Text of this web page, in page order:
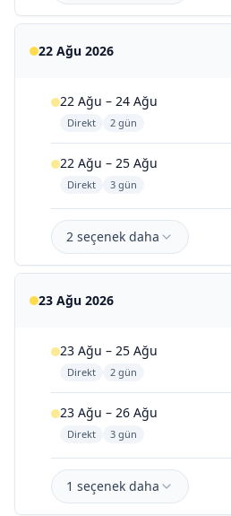
22 Ağu 2026
22 Ağu – 24 Ağu
Direkt 2 gün
22 Ağu – 25 Ağu
Direkt 3 gün
2 seçenek daha
23 Ağu 2026
23 Ağu – 25 Ağu
Direkt 2 gün
23 Ağu – 26 Ağu
Direkt 3 gün
1 seçenek daha